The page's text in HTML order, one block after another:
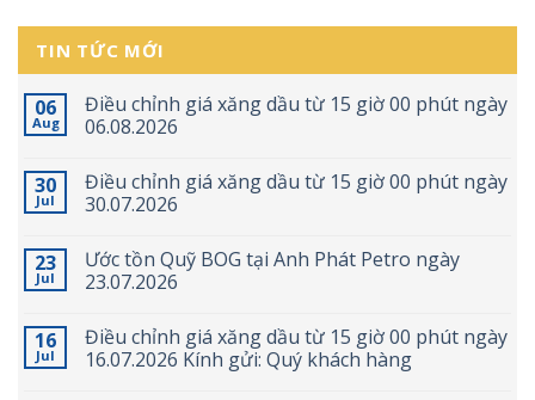
TIN TỨC MỚI
06
Aug
Điều chỉnh giá xăng dầu từ 15 giờ 00 phút ngày
06.08.2026
30
Jul
Điều chỉnh giá xăng dầu từ 15 giờ 00 phút ngày
30.07.2026
23
Jul
Ước tồn Quỹ BOG tại Anh Phát Petro ngày
23.07.2026
16
Jul
Điều chỉnh giá xăng dầu từ 15 giờ 00 phút ngày
16.07.2026 Kính gửi: Quý khách hàng